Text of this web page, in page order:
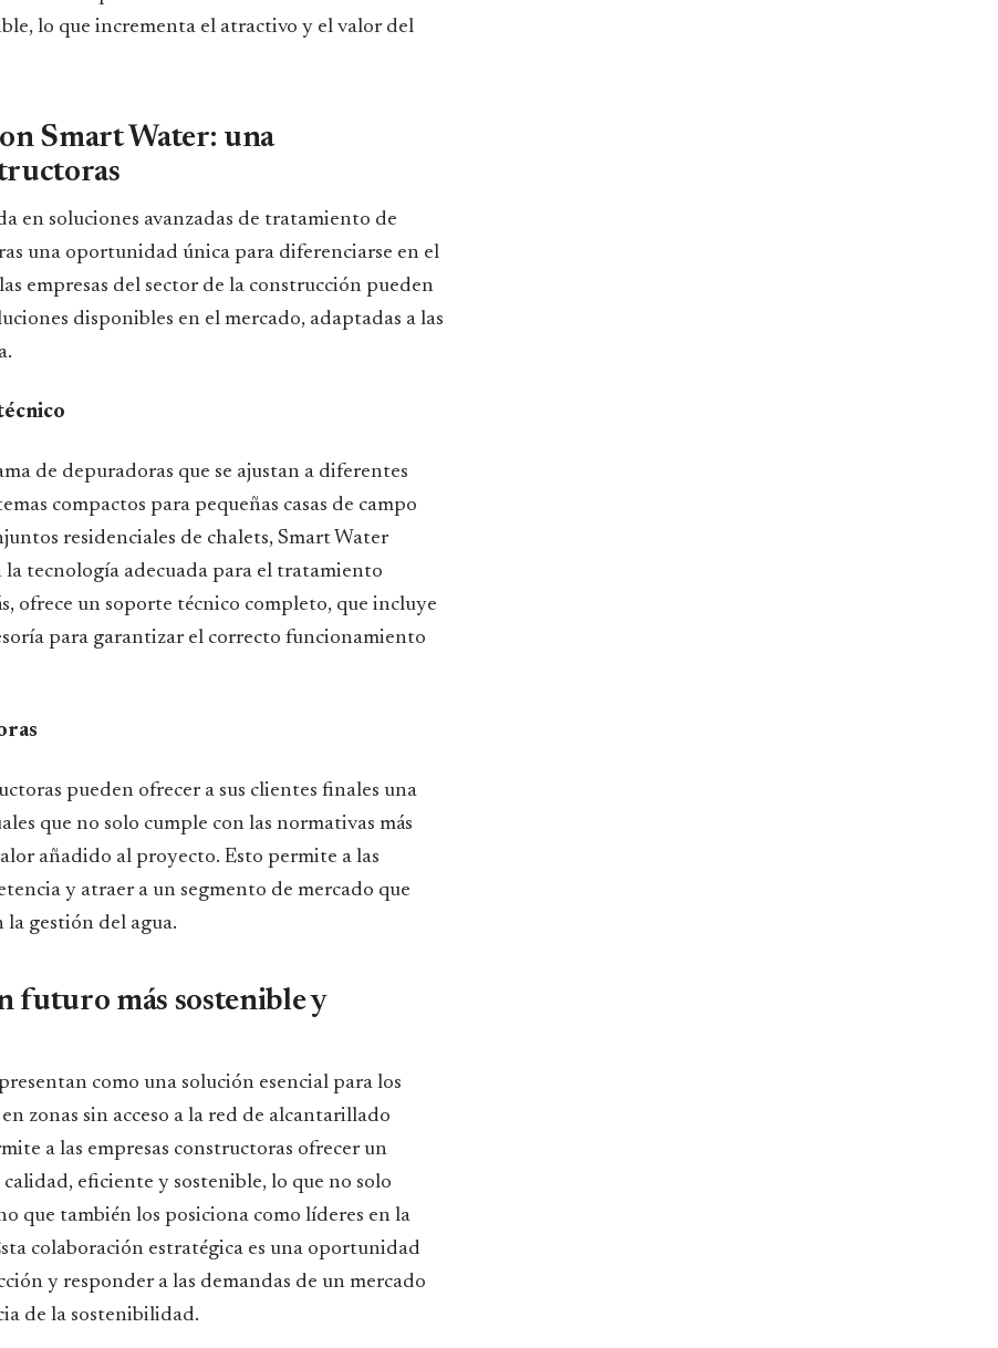
lo que incrementa el atractivo y el valor del
Smart Water: una
en soluciones avanzadas de tratamiento de
una oportunidad única para diferenciarse en el
empresas del sector de la construcción pueden
disponibles en el mercado, adaptadas a las
de depuradoras que se ajustan a diferentes
compactos para pequeñas casas de campo
residenciales de chalets, Smart Water
tecnología adecuada para el tratamiento
ofrece un soporte técnico completo, que incluye
para garantizar el correcto funcionamiento
pueden ofrecer a sus clientes finales una
que no solo cumple con las normativas más
añadido al proyecto. Esto permite a las
y atraer a un segmento de mercado que
gestión del agua.
futuro más sostenible y
como una solución esencial para los
zonas sin acceso a la red de alcantarillado
a las empresas constructoras ofrecer un
eficiente y sostenible, lo que no solo
que también los posiciona como líderes en la
colaboración estratégica es una oportunidad
y responder a las demandas de un mercado
de la sostenibilidad.